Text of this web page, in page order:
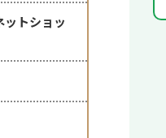
ットショッ